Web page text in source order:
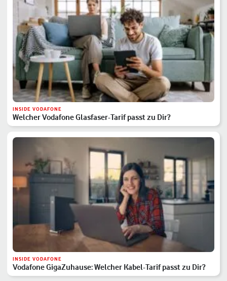
INSIDE VODAFONE
Welcher Vodafone Glasfaser-Tarif passt zu Dir?
INSIDE VODAFONE
Vodafone GigaZuhause: Welcher Kabel-Tarif passt zu Dir?